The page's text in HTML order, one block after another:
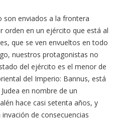
son enviados a la frontera
orden en un ejército que está al
que se ven envueltos en todo
nuestros protagonistas no
del ejército es el menor de
del Imperio: Bannus, está
en nombre de un
hace casi setenta años, y
de consecuencias